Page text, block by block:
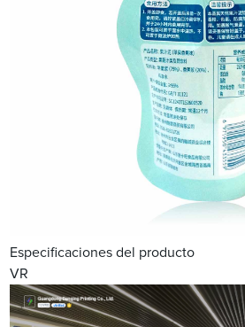
Especificaciones del producto
VR